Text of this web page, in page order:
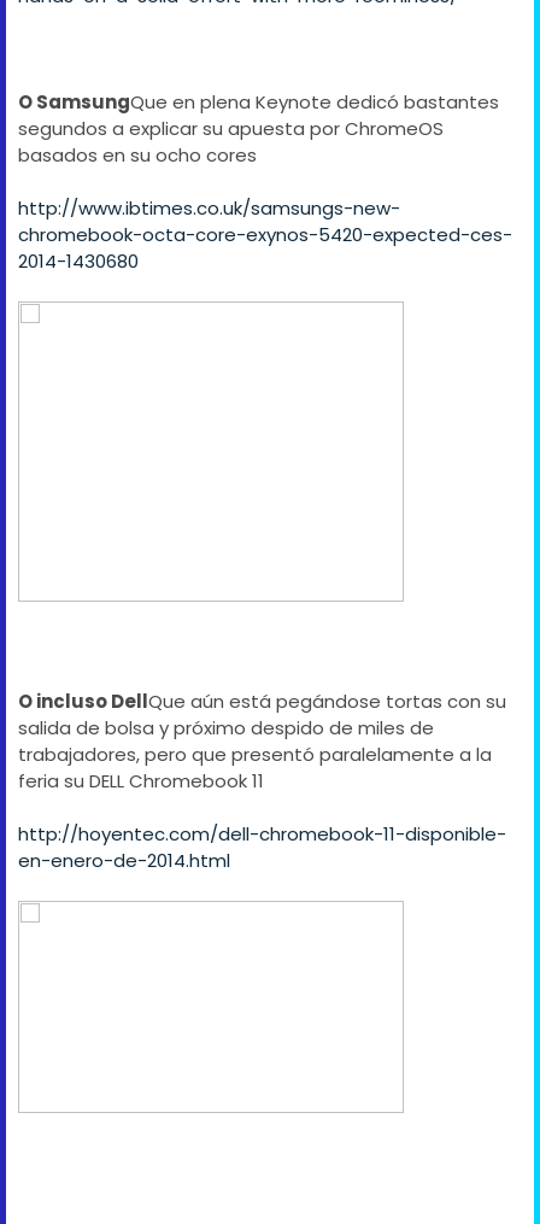
O SamsungQue en plena Keynote dedicó bastantes
segundos a explicar su apuesta por ChromeOS
basados en su ocho cores
http://www.ibtimes.co.uk/samsungs-new-
chromebook-octa-core-exynos-5420-expected-ces-
2014-1430680
O incluso DellQue aún está pegándose tortas con su
salida de bolsa y próximo despido de miles de
trabajadores, pero que presentó paralelamente a la
feria su DELL Chromebook 11
http://hoyentec.com/dell-chromebook-11-disponible-
en-enero-de-2014.html